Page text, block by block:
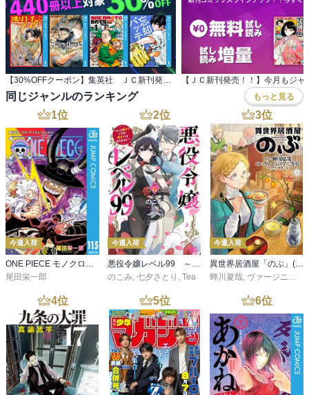
同じジャンルのランキング もっと見る
1位
今週入荷
ONE PIECE モノクロ版 115
尾田栄一郎
2位
今週入荷
悪役令嬢レベル99 ～私は裏ボスですが魔王ではありません～ その６
のこみ, 七夕さとり , Tea
3位
今週入荷
異世界居酒屋「のぶ」(22)
蝉川夏哉, ヴァージニア二等兵
4位 5位 6位